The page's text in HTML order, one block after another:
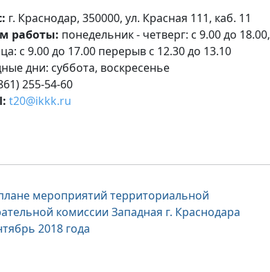
г. Краснодар, 350000, ул. Красная 111, каб. 11
работы: понедельник - четверг: с 9.00 до
с 9.00 до 17.00 перерыв с 12.30 до 13.10
дни: суббота, воскресенье
255-54-60
t20@ikkk.ru
мероприятий территориальной
комиссии Западная г. Краснодара
2018 года